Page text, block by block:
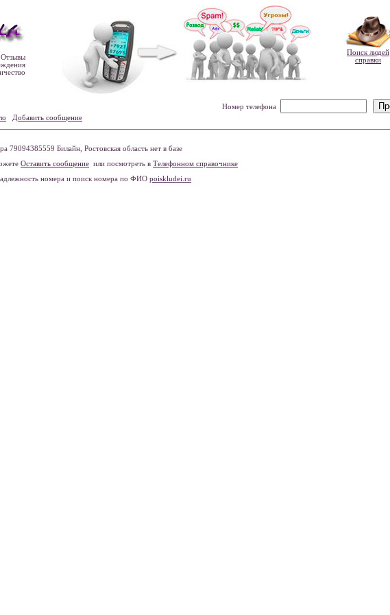
Отзывы
Поиск людей
справки
Номер телефона
Добавить сообщение
79094385559 Билайн, Ростовская область нет в базе
Оставить сообщение или посмотреть в Телефонном справочнике
номера и поиск номера по ФИО poiskludei.ru